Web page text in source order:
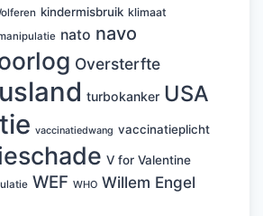
kindermisbruik klimaat
nato navo
Oversterfte
turbokanker USA
vaccinatiedwang vaccinatieplicht
V for Valentine
WEF WHO Willem Engel